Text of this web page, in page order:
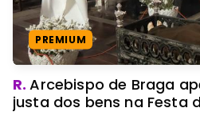
PREMIUM
R.Arcebispo de Braga
justa dos bens na Festa